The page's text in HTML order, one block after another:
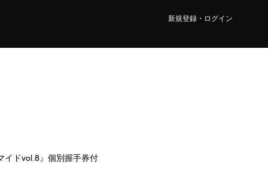
新規登録・ログイン
イドvol.8』個別握手券付